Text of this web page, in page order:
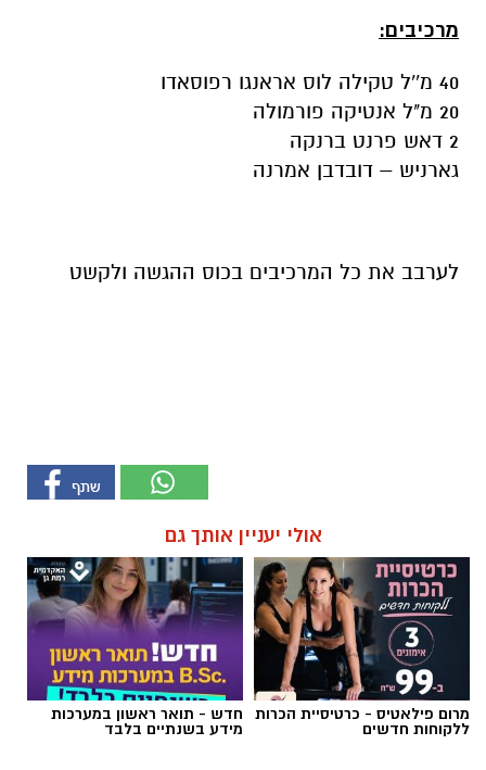
מרכיבים:
40 מ''ל טקילה לוס אראנגו רפוסאדו
20 מ"ל אנטיקה פורמולה
2 דאש פרנט ברנקה
גארניש – דובדבן אמרנה
לערבב את כל המרכיבים בכוס ההגשה ולקשט
אולי יעניין אותך גם
מרום פילאטיס - כרטיסיית הכרות
ללקוחות חדשים
חדש - תואר ראשון במערכות
מידע בשנתיים בלבד